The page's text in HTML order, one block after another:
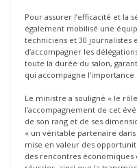
Pour assurer l’efficacité et la
également mobilisé une
techniciens et 30 journalistes
d’accompagner les
toute la durée du salon,
qui accompagne
Le ministre a souligné « le
l’accompagnement de cet
de son rang et de ses
« un véritable partenaire
mise en valeur des
des rencontres économiques